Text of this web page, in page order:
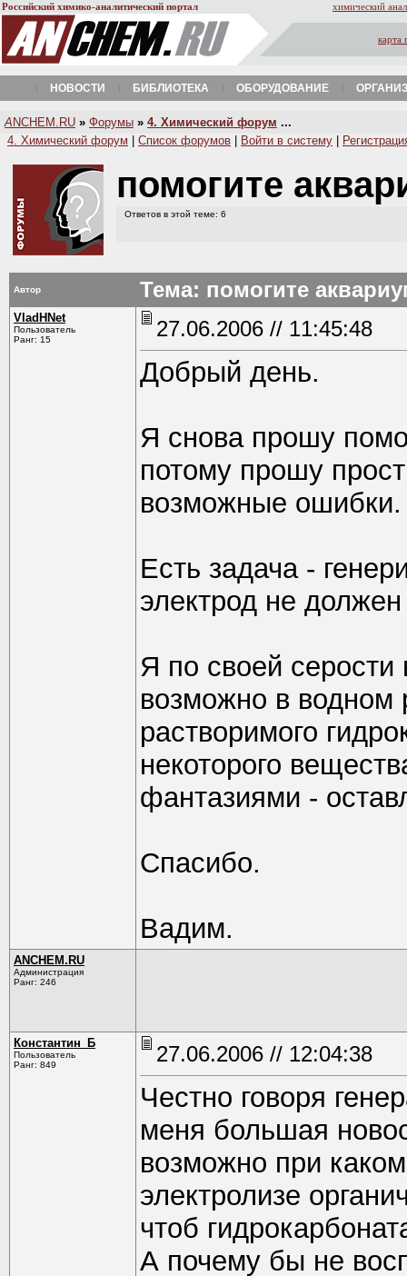
Российский химико-аналитический портал химический
карта
НОВОСТИ БИБЛИОТЕКА ОБОРУДОВАНИЕ
A NCHEM.RU » Форумы » 4. Химический форум ...
4. Химический форум
Список форумов Войти в систему
помогите
Ответов в этой теме: 6
Автор Тема: помогите
VladHNet
Пользователь
Ранг: 15
27.06.2006 // 11:45:48
Добрый день.
Я снова прошу
потому прошу
возможные ошибки.
Есть задача -
электрод не
Я по своей
возможно в водном
растворимого
некоторого
фантазиями -
Спасибо.
Вадим.
ANCHEM.RU
Администрация
Ранг: 246
Константин_Б
Пользователь
Ранг: 849
27.06.2006 // 12:04:38
Честно говоря
меня большая
возможно при
электролизе
чтоб
А почему бы не